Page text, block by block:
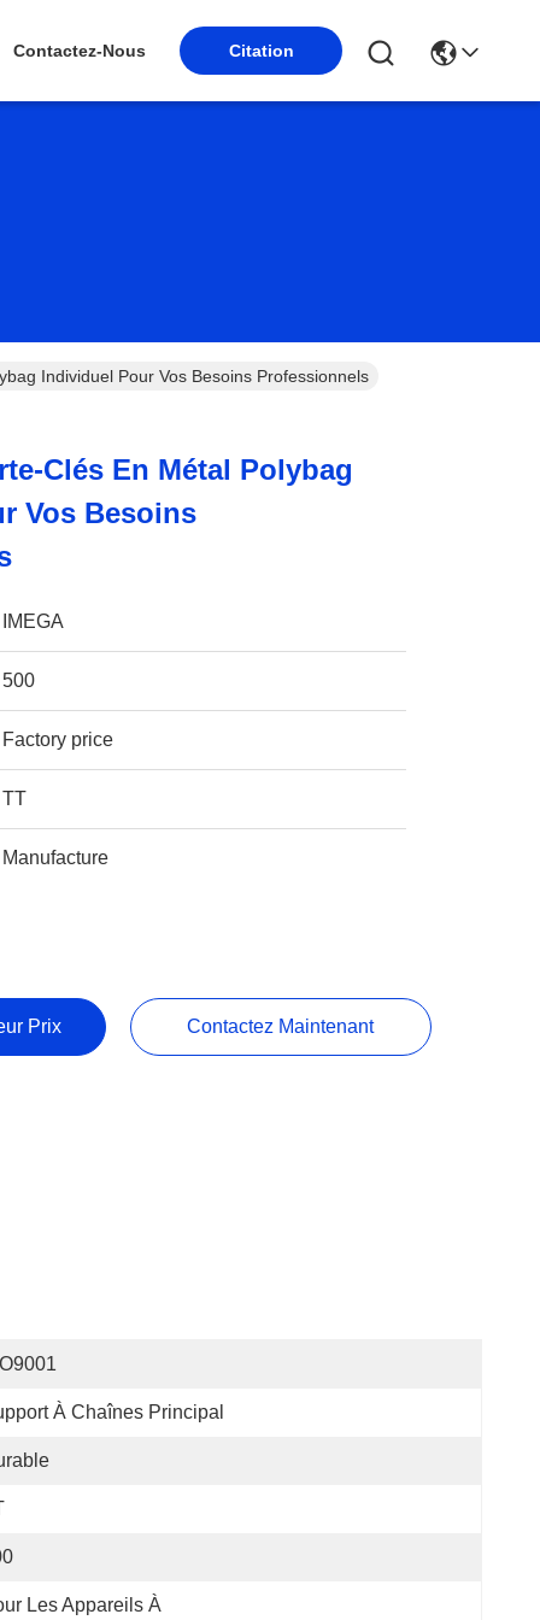
Contactez-Nous Citation
Individuel Pour Vos Besoins Professionnels
Clés En Métal Polybag
Vos Besoins
IMEGA
500
Factory price
TT
Manufacture
Prix Contactez Maintenant
À Chaînes Principal
Les Appareils À